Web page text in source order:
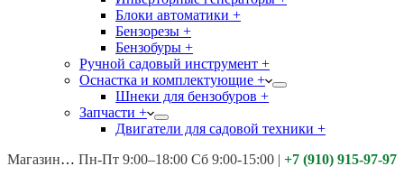
Блоки автоматики +
Бензорезы +
Бензобуры +
Ручной садовый инструмент +
Оснастка и комплектующие +
Шнеки для бензобуров +
Запчасти +
Двигатели для садовой техники +
Магазины: Калуга ул. Московская д.113
Пн-Пт 9:00–18:00 Сб 9:00-15:00 | +7 (910) 915-97-97